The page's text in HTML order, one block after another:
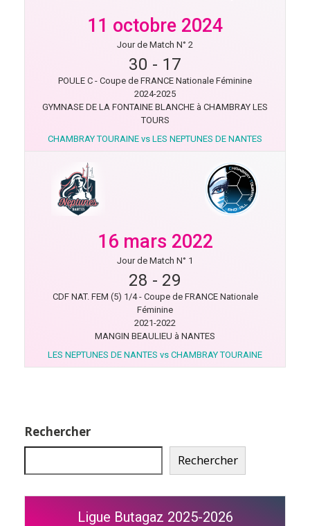
11 octobre 2024
Jour de Match N° 2
30 - 17
POULE C - Coupe de FRANCE Nationale Féminine
2024-2025
GYMNASE DE LA FONTAINE BLANCHE à CHAMBRAY LES
TOURS
CHAMBRAY TOURAINE vs LES NEPTUNES DE NANTES
16 mars 2022
Jour de Match N° 1
28 - 29
CDF NAT. FEM (5) 1/4 - Coupe de FRANCE Nationale
Féminine
2021-2022
MANGIN BEAULIEU à NANTES
LES NEPTUNES DE NANTES vs CHAMBRAY TOURAINE
Rechercher
Rechercher
Ligue Butagaz 2025-2026